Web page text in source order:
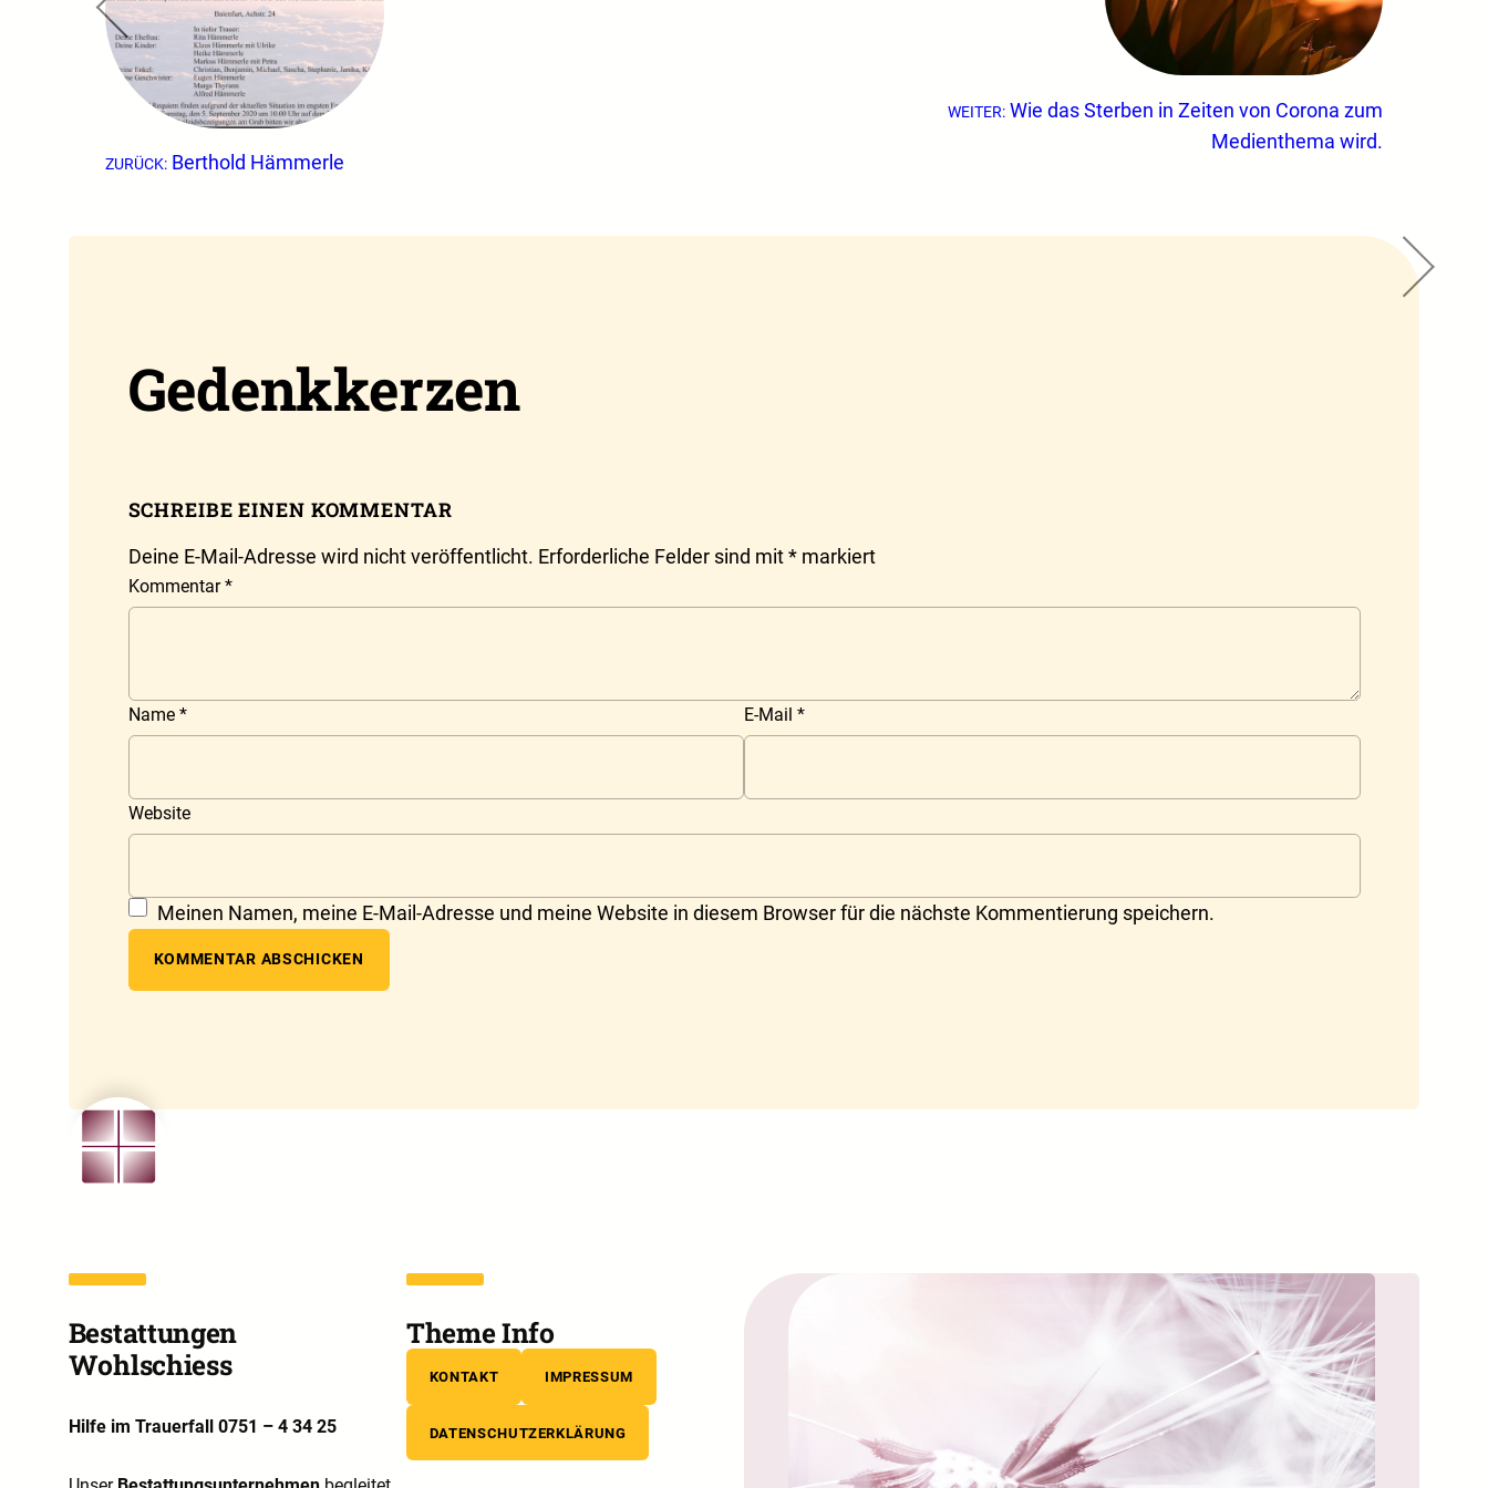
ZURÜCK: Berthold Hämmerle
WEITER: Wie das Sterben in Zeiten von Corona zum
Medienthema wird.
Gedenkkerzen
SCHREIBE EINEN KOMMENTAR
Deine E-Mail-Adresse wird nicht veröffentlicht. Erforderliche Felder sind mit *markiert
Kommentar*
Name * E-Mail *
Website
Meinen Namen, meine E-Mail-Adresse und meine Website in diesem Browser für die nächste Kommentierung speichern.
Bestattungen
Wohlschiess
Hilfe im Trauerfall 0751 – 4 34 25
Theme Info
KONTAKT IMPRESSUM
DATENSCHUTZERKLÄRUNG